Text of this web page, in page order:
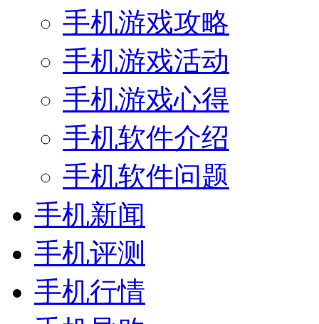
手机游戏攻略
手机游戏活动
手机游戏心得
手机软件介绍
手机软件问题
手机新闻
手机评测
手机行情